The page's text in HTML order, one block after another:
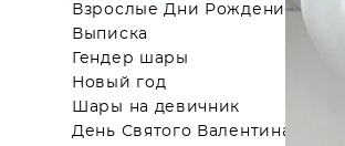
Взрослые Дни Рождения
Выписка
Гендер шары
Новый год
Шары на девичник
День Святого Валентина